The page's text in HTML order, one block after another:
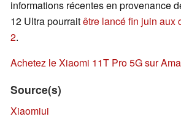
informations récentes en provenance
12 Ultra pourraitêtre lancé fin juin aux
2.
Achetez le Xiaomi 11T Pro 5G sur
Source(s)
Xiaomiui